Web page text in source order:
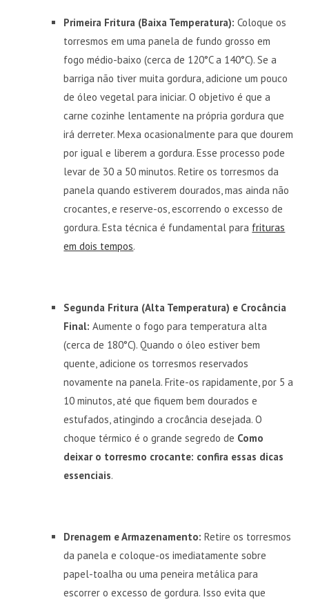
Primeira Fritura (Baixa Temperatura): Coloque os
torresmos em uma panela de fundo grosso em
fogo médio-baixo (cerca de 120°C a 140°C). Se a
barriga não tiver muita gordura, adicione um pouco
de óleo vegetal para iniciar. O objetivo é que a
carne cozinhe lentamente na própria gordura que
irá derreter. Mexa ocasionalmente para que dourem
por igual e liberem a gordura. Esse processo pode
levar de 30 a 50 minutos. Retire os torresmos da
panela quando estiverem dourados, mas ainda não
crocantes, e reserve-os, escorrendo o excesso de
gordura. Esta técnica é fundamental para frituras
em dois tempos.
Segunda Fritura (Alta Temperatura) e Crocância
Final: Aumente o fogo para temperatura alta
(cerca de 180°C). Quando o óleo estiver bem
quente, adicione os torresmos reservados
novamente na panela. Frite-os rapidamente, por 5 a
10 minutos, até que fiquem bem dourados e
estufados, atingindo a crocância desejada. O
choque térmico é o grande segredo de Como
deixar o torresmo crocante: confira essas dicas
essenciais.
Drenagem e Armazenamento: Retire os torresmos
da panela e coloque-os imediatamente sobre
papel-toalha ou uma peneira metálica para
escorrer o excesso de gordura. Isso evita que